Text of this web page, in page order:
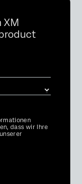
XM
dass wir Ihre